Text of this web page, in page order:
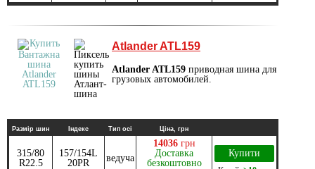
Atlander ATL159
Atlander ATL159 приводная шина для
грузовых автомобилей.
Размір шин Індекс Тип осі Ціна, грн
315/80
R22.5
157/154L
20PR
ведуча
14036 грн
Доставка
безкоштовно
Купити